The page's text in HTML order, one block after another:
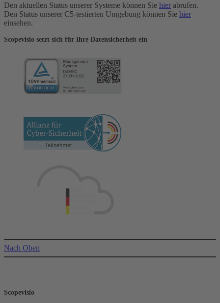
Den aktuellen Status unserer Systeme können Sie hier abrufen.
Den Status unserer C5-testierten Umgebung können Sie hier
einsehen.
Scopevisio setzt sich für Ihre Datensicherheit ein
Nach Oben
Scopevisio